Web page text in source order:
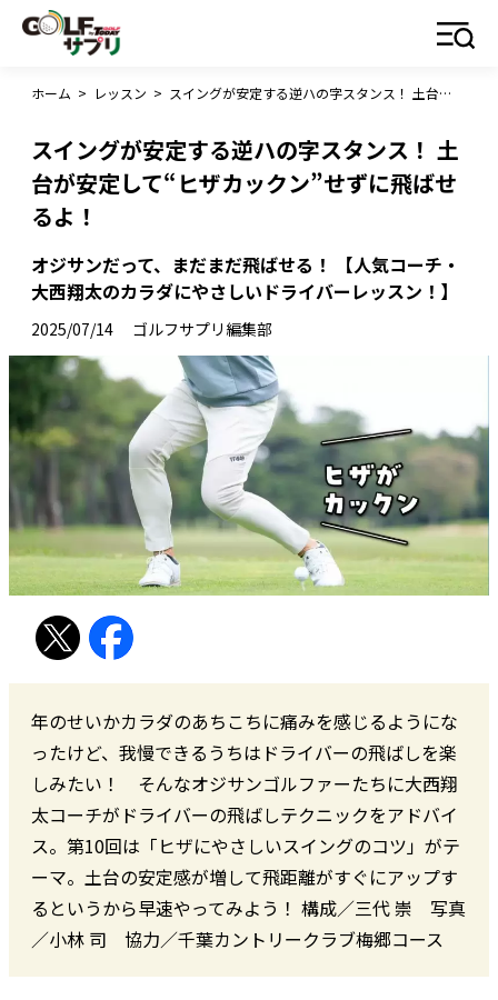
ホーム > レッスン > スイングが安定する逆ハの字スタンス！ 土台が安定して“ヒザカックン”せずに飛ばせるよ！
スイングが安定する逆ハの字スタンス！ 土
台が安定して“ヒザカックン”せずに飛ばせ
るよ！
オジサンだって、まだまだ飛ばせる！ 【人気コーチ・
大西翔太のカラダにやさしいドライバーレッスン！】
2025/07/14 ゴルフサプリ編集部
年のせいかカラダのあちこちに痛みを感じるようにな
ったけど、我慢できるうちはドライバーの飛ばしを楽
しみたい！ そんなオジサンゴルファーたちに大西翔
太コーチがドライバーの飛ばしテクニックをアドバイ
ス。第10回は「ヒザにやさしいスイングのコツ」がテ
ーマ。土台の安定感が増して飛距離がすぐにアップす
るというから早速やってみよう！ 構成／三代 崇 写真
／小林 司 協力／千葉カントリークラブ梅郷コース